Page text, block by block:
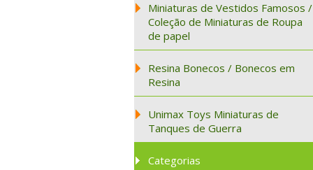
Miniaturas de Vestidos Famosos /
Coleção de Miniaturas de Roupa
de papel
Resina Bonecos / Bonecos em
Resina
Unimax Toys Miniaturas de
Tanques de Guerra
Categorias